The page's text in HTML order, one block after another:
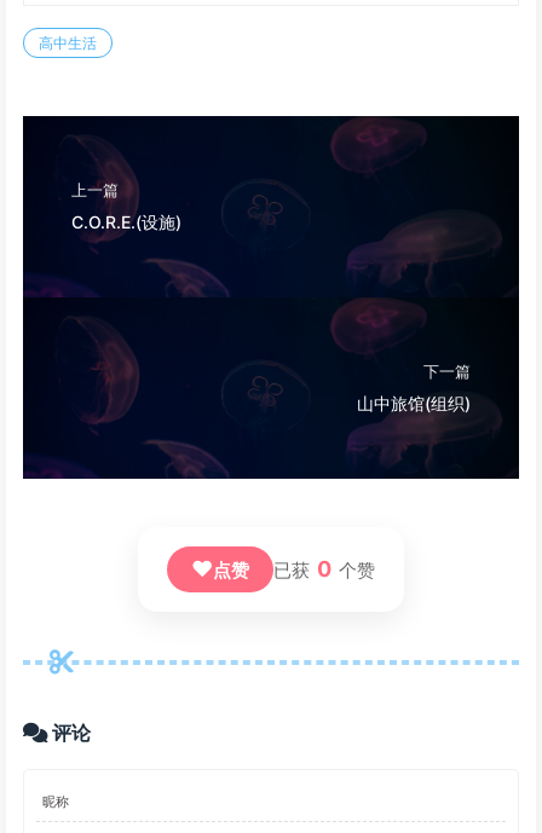
高中生活
上一篇
C.O.R.E.(设施)
下一篇
山中旅馆(组织)
❤点赞 已获 0 个赞
评论